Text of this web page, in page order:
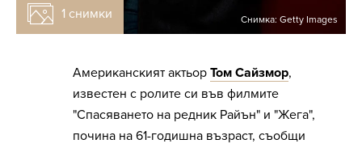
1 снимки Снимка: Getty Images
Американският актьор Том Сайзмор,
известен с ролите си във филмите
"Спасяването на редник Райън" и "Жега",
почина на 61-годишна възраст, съобщи